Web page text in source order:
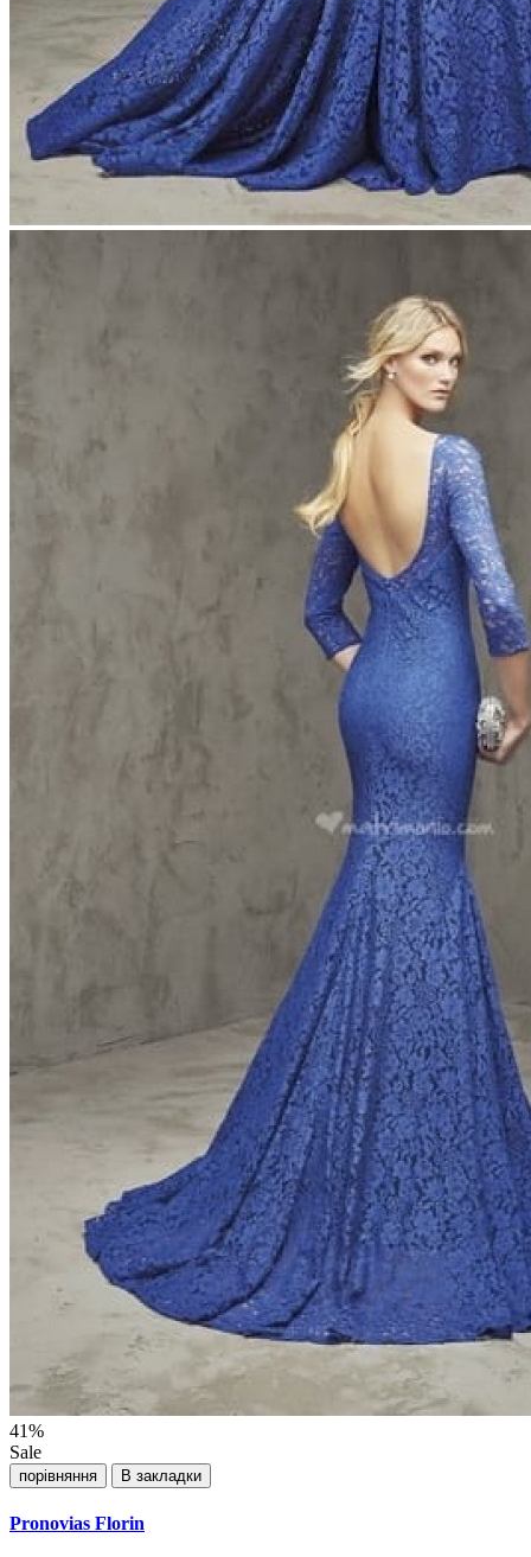
41%
Sale
порівняння В закладки
Pronovias Florin